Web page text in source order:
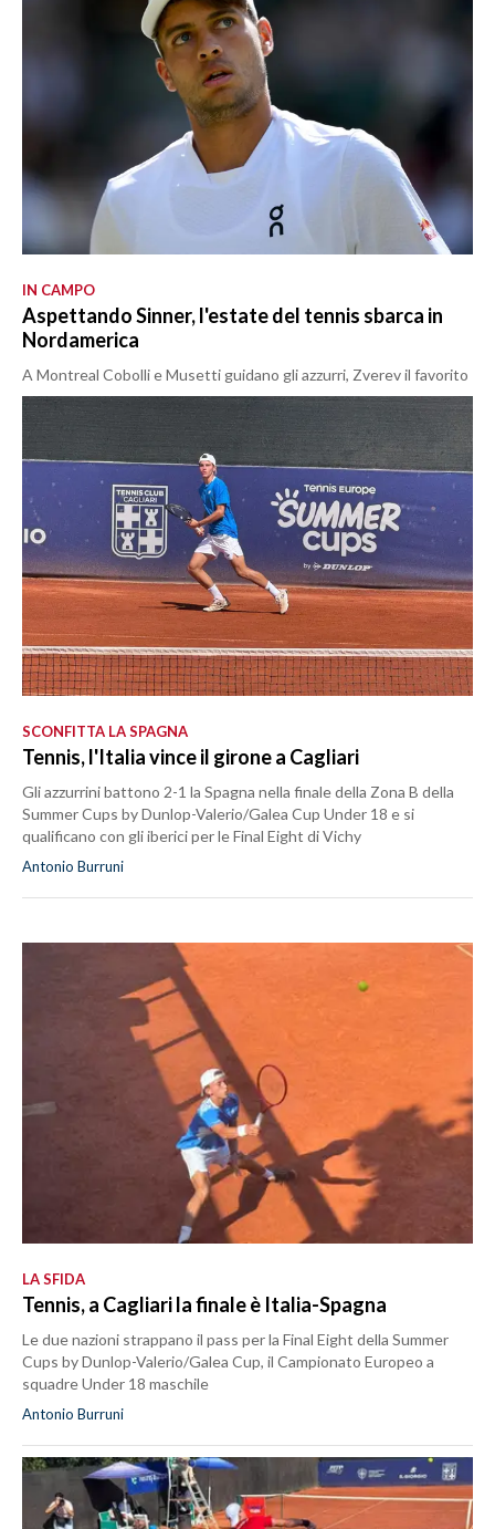
IN CAMPO
Aspettando Sinner, l'estate del tennis sbarca in
Nordamerica
A Montreal Cobolli e Musetti guidano gli azzurri, Zverev il favorito
SCONFITTA LA SPAGNA
Tennis, l'Italia vince il girone a Cagliari
Gli azzurrini battono 2-1 la Spagna nella finale della Zona B della
Summer Cups by Dunlop-Valerio/Galea Cup Under 18 e si
qualificano con gli iberici per le Final Eight di Vichy
Antonio Burruni
LA SFIDA
Tennis, a Cagliari la finale è Italia-Spagna
Le due nazioni strappano il pass per la Final Eight della Summer
Cups by Dunlop-Valerio/Galea Cup, il Campionato Europeo a
squadre Under 18 maschile
Antonio Burruni